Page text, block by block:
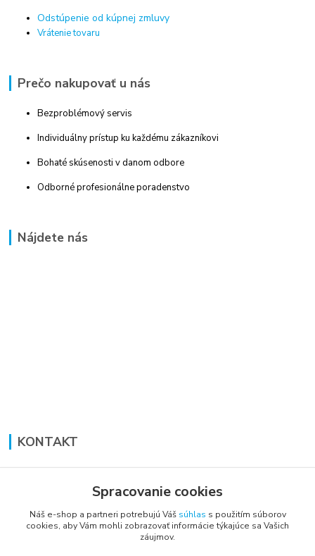
Odstúpenie od kúpnej zmluvy
Vrátenie tovaru
Prečo nakupovať u nás
Bezproblémový servis
Individuálny prístup ku každému zákazníkovi
Bohaté skúsenosti v danom odbore
Odborné profesionálne poradenstvo
Nájdete nás
KONTAKT
+421 948 711 774
vsetkoprenabytok@gmail.com
Spracovanie cookies
Náš e-shop a partneri potrebujú Váš súhlas s použitím súborov
cookies, aby Vám mohli zobrazovať informácie týkajúce sa Vašich
záujmov.